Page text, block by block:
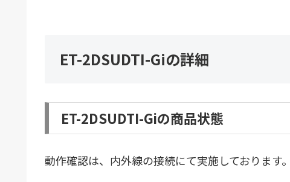
ET-2DSUDTI-Giの詳細
ET-2DSUDTI-Giの商品状態
動作確認は、内外線の接続にて実施しております。